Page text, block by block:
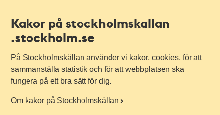
Kakor på stockholmskallan
.stockholm.se
På Stockholmskällan använder vi kakor, cookies, för att
sammanställa statistik och för att webbplatsen ska
fungera på ett bra sätt för dig.
Om kakor på Stockholmskällan